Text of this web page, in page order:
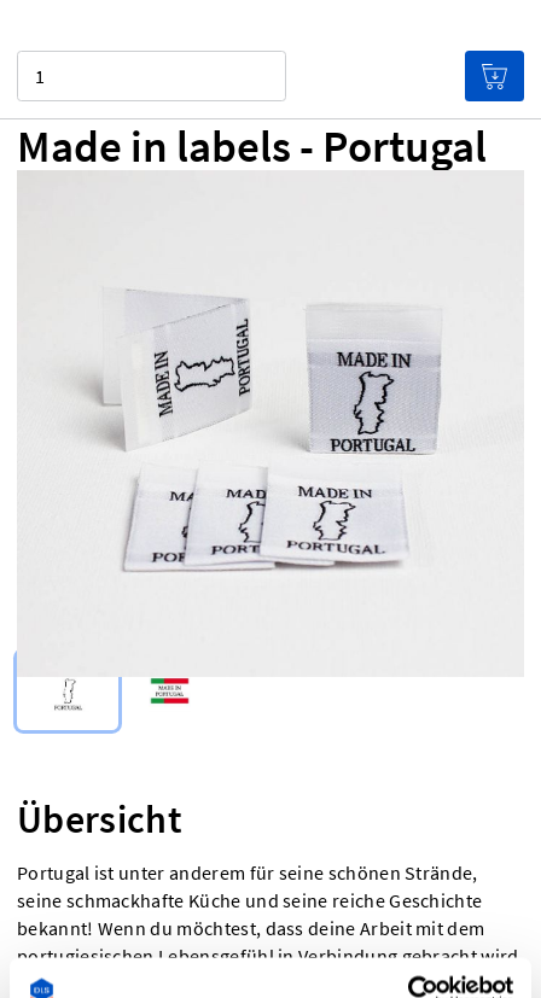
Made in labels - Portugal
Übersicht
Portugal ist unter anderem für seine schönen Strände,
seine schmackhafte Küche und seine reiche Geschichte
bekannt! Wenn du möchtest, dass deine Arbeit mit dem
portugiesischen Lebensgefühl in Verbindung gebracht wird,
ist ein „Made in Portugal“-Label vielleicht genau das